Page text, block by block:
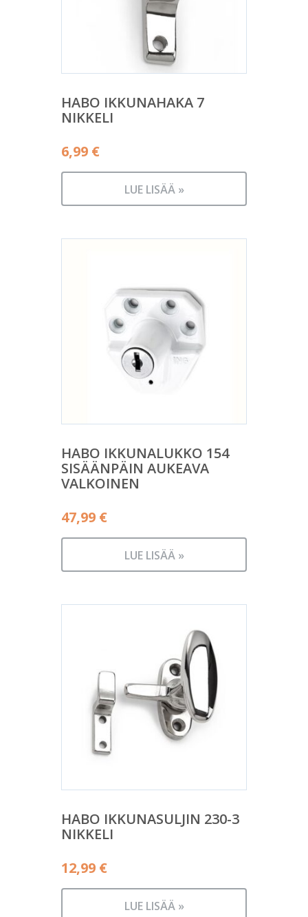
HABO IKKUNAHAKA 7
NIKKELI
6,99 €
LUE LISÄÄ »
HABO IKKUNALUKKO 154
SISÄÄNPÄIN AUKEAVA
VALKOINEN
47,99 €
LUE LISÄÄ »
HABO IKKUNASULJIN 230-3
NIKKELI
12,99 €
LUE LISÄÄ »